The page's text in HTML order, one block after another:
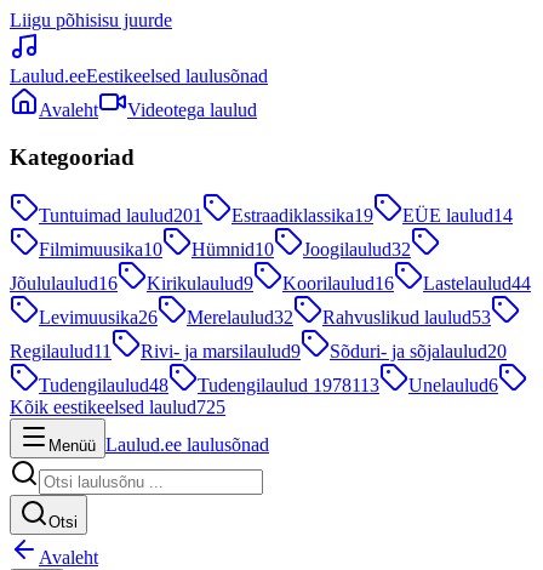
Liigu põhisisu juurde
Laulud.eeEestikeelsed laulusõnad
Avaleht
Videotega laulud
Kategooriad
Tuntuimad laulud201 Estraadiklassika19 EÜE laulud14
Filmimuusika10 Hümnid10 Joogilaulud32
Jõululaulud16 Kirikulaulud9 Koorilaulud16 Lastelaulud44
Levimuusika26 Merelaulud32 Rahvuslikud laulud53
Regilaulud11 Rivi- ja marsilaulud9 Sõduri- ja sõjalaulud20
Tudengilaulud48 Tudengilaulud 1978113 Unelaulud6
Kõik eestikeelsed laulud725
Menüü Laulud.ee laulusõnad
Otsi
Avaleht